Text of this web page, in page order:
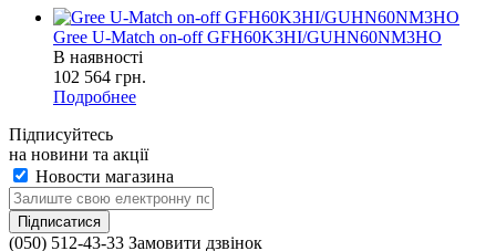
Gree U-Match on-off GFH60K3HI/GUHN60NM3HO
В наявності
102 564 грн.
Подробнее
Підписуйтесь
на новини та акції
Новости магазина
(050) 512-43-33 Замовити дзвінок